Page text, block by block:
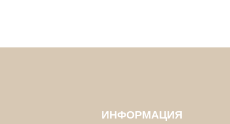
ИНФОРМАЦИЯ